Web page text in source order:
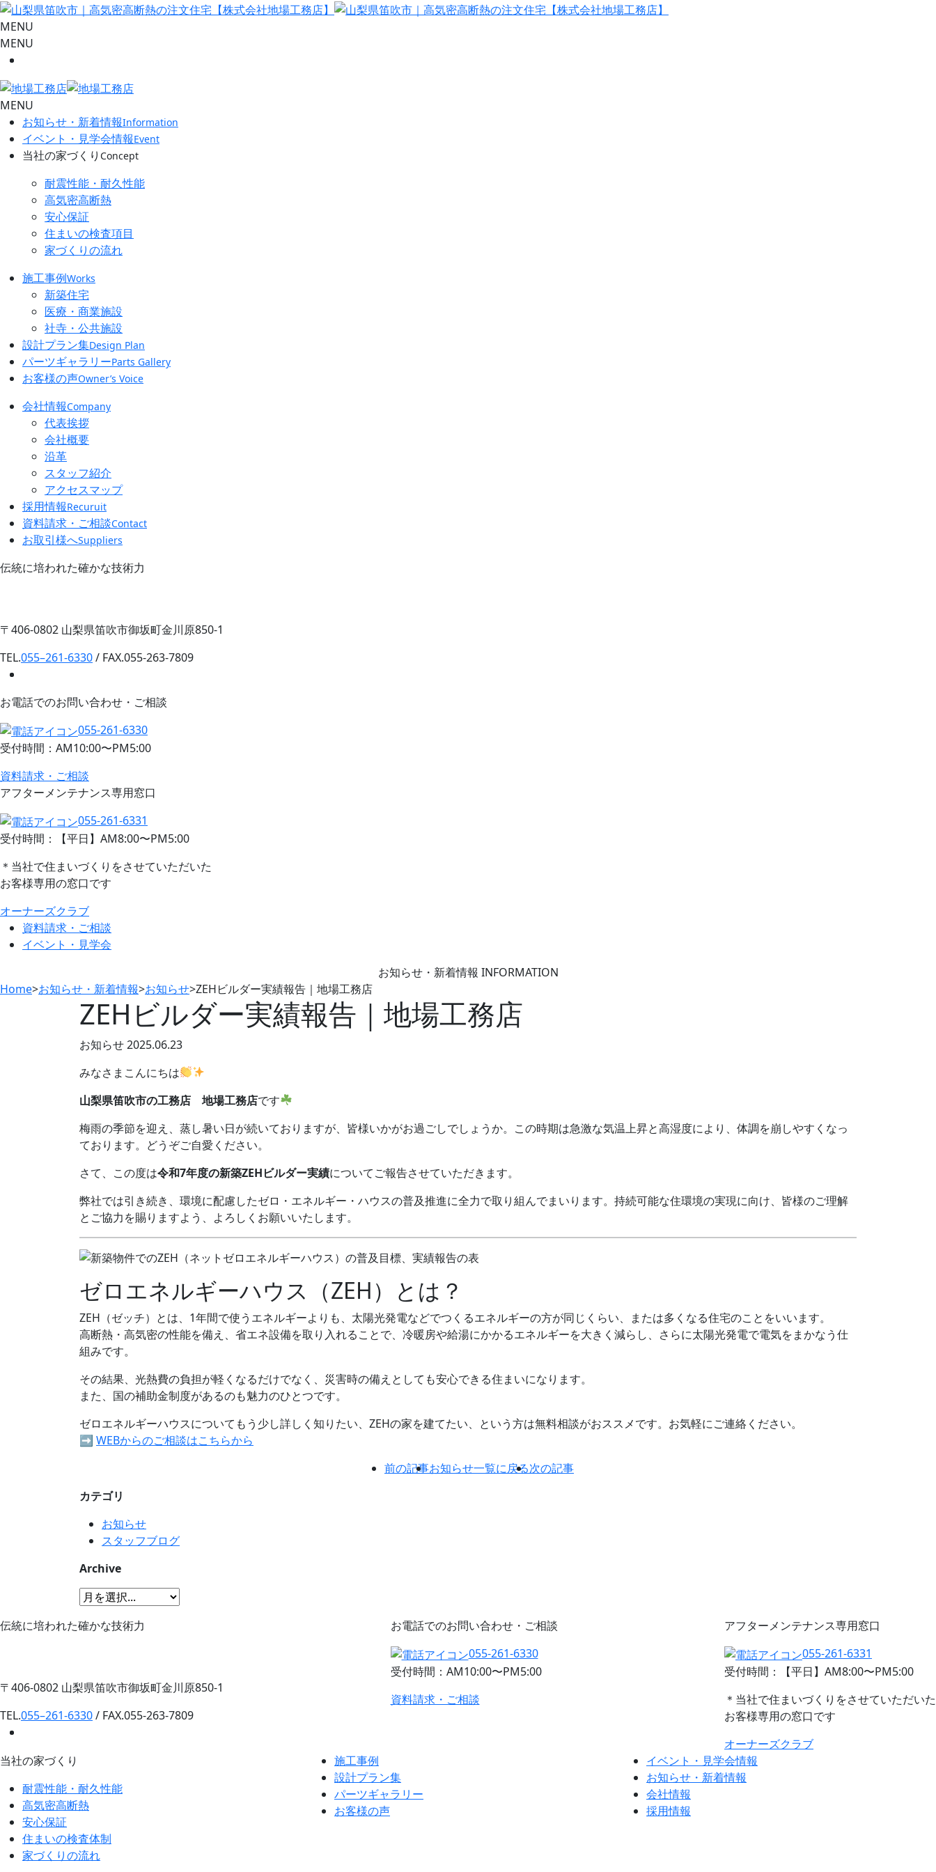
MENU
MENU
MENU
お知らせ・新着情報Information
イベント・見学会情報Event
当社の家づくり Concept
耐震性能・耐久性能
高気密高断熱
安心保証
住まいの検査項目
家づくりの流れ
施工事例Works
新築住宅
医療・商業施設
社寺・公共施設
設計プラン集Design Plan
パーツギャラリーParts Gallery
お客様の声Owner’s Voice
会社情報Company
代表挨拶
会社概要
沿革
スタッフ紹介
アクセスマップ
採用情報Recuruit
資料請求・ご相談Contact
お取引様へSuppliers
伝統に培われた確かな技術力
〒406-0802 山梨県笛吹市御坂町金川原850-1
TEL.055–261-6330/ FAX.055-263-7809
お電話でのお問い合わせ・ご相談
055-261-6330
受付時間：AM10:00〜PM5:00
資料請求・ご相談
アフターメンテナンス専用窓口
055-261-6331
受付時間：【平日】AM8:00〜PM5:00
＊当社で住まいづくりをさせていただいた
お客様専用の窓口です
オーナーズクラブ
資料請求・ご相談
イベント・見学会
お知らせ・新着情報 INFORMATION
Home>お知らせ・新着情報>お知らせ>ZEHビルダー実績報告｜地場工務店
ZEHビルダー実績報告｜地場工務店
お知らせ2025.06.23
みなさまこんにちは
山梨県笛吹市の工務店
地場工務店です
梅雨の季節を迎え、蒸し暑い日が続いておりますが、皆様いかがお過ごしでしょうか。この時期は急激な気温上昇と高湿度により、体調を崩しやすくなっ
ております。どうぞご自愛ください。
さて、この度は令和7年度の新築ZEHビルダー実績についてご報告させていただきます。
弊社では引き続き、環境に配慮したゼロ・エネルギー・ハウスの普及推進に全力で取り組んでまいります。持続可能な住環境の実現に向け、皆様のご理解
とご協力を賜りますよう、よろしくお願いいたします。
ゼロエネルギーハウス（ZEH）とは？
ZEH（ゼッチ）とは、1年間で使うエネルギーよりも、太陽光発電などでつくるエネルギーの方が同じくらい、または多くなる住宅のことをいいます。
高断熱・高気密の性能を備え、省エネ設備を取り入れることで、冷暖房や給湯にかかるエネルギーを大きく減らし、さらに太陽光発電で電気をまかなう仕
組みです。
その結果、光熱費の負担が軽くなるだけでなく、災害時の備えとしても安心できる住まいになります。
また、国の補助金制度があるのも魅力のひとつです。
ゼロエネルギーハウスについてもう少し詳しく知りたい、ZEHの家を建てたい、という方は無料相談がおススメです。お気軽にご連絡ください。
➡ WEBからのご相談はこちらから
前の記事お知らせ一覧に戻る次の記事
カテゴリ
お知らせ
スタッフブログ
Archive
伝統に培われた確かな技術力
〒406-0802 山梨県笛吹市御坂町金川原850-1
TEL.055–261-6330/ FAX.055-263-7809
お電話でのお問い合わせ・ご相談
055-261-6330
受付時間：AM10:00〜PM5:00
資料請求・ご相談
アフターメンテナンス専用窓口
055-261-6331
受付時間：【平日】AM8:00〜PM5:00
＊当社で住まいづくりをさせていただいた
お客様専用の窓口です
オーナーズクラブ
当社の家づくり
耐震性能・耐久性能
高気密高断熱
安心保証
住まいの検査体制
家づくりの流れ
施工事例
設計プラン集
パーツギャラリー
お客様の声
イベント・見学会情報
お知らせ・新着情報
会社情報
採用情報